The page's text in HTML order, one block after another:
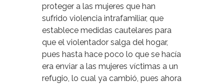
proteger a las mujeres que han
sufrido violencia intrafamiliar, que
establece medidas cautelares para
que el violentador salga del hogar,
pues hasta hace poco lo que se hacía
era enviar a las mujeres víctimas a un
refugio, lo cual ya cambió, pues ahora